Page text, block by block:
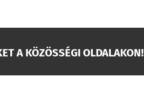
A KÖZÖSSÉGI OLDALAKON!